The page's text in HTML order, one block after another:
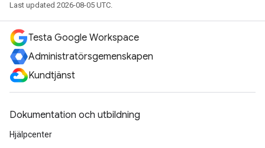
Last updated 2026-08-05 UTC.
Testa Google Workspace
Administratörsgemenskapen
Kundtjänst
Dokumentation och utbildning
Hjälpcenter